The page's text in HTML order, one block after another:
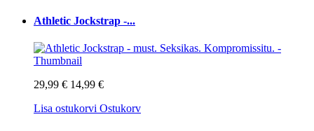
Athletic Jockstrap -...
29,99 € 14,99 €
Lisa ostukorvi Ostukorv